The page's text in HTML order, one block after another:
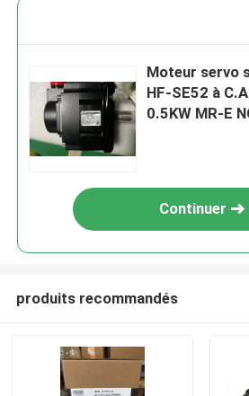
Moteur servo
HF-SE52 à
0.5KW MR-E
Continuer
produits recommandés